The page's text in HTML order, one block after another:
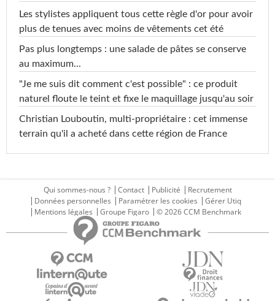
Les stylistes appliquent tous cette règle d'or pour avoir
plus de tenues avec moins de vêtements cet été
Pas plus longtemps : une salade de pâtes se conserve
au maximum...
"Je me suis dit comment c'est possible" : ce produit
naturel floute le teint et fixe le maquillage jusqu'au soir
Christian Louboutin, multi-propriétaire : cet immense
terrain qu'il a acheté dans cette région de France
Qui sommes-nous ? Contact Publicité
Recrutement
Données personnelles
Paramétrer les cookies
Gérer Utiq
Mentions légales
Groupe Figaro © 2026 CCM Benchmark